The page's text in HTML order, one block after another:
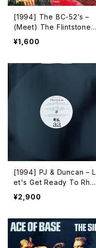
[1994] The BC-52’s –
(Meet) The Flintstones
[MCA Records]
¥1,600
[1994] PJ & Duncan – L
et's Get Ready To Rhu
mble / If I Give You My
Number [Telstar][PROM
¥2,900